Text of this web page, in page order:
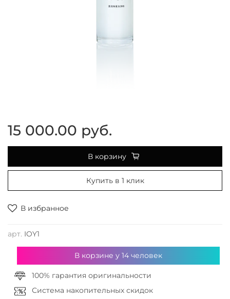
В избранное
арт. IOY1
15 000.00 руб.
В корзину
Купить в 1 клик
В корзине у 14человек
100% гарантия оригинальности
Система накопительных скидок